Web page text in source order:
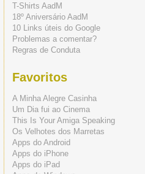
T-Shirts AadM
18º Aniversário AadM
10 Links úteis do Google
Problemas a comentar?
Regras de Conduta
Favoritos
A Minha Alegre Casinha
Um Dia fui ao Cinema
This Is Your Amiga Speaking
Os Velhotes dos Marretas
Apps do Android
Apps do iPhone
Apps do iPad